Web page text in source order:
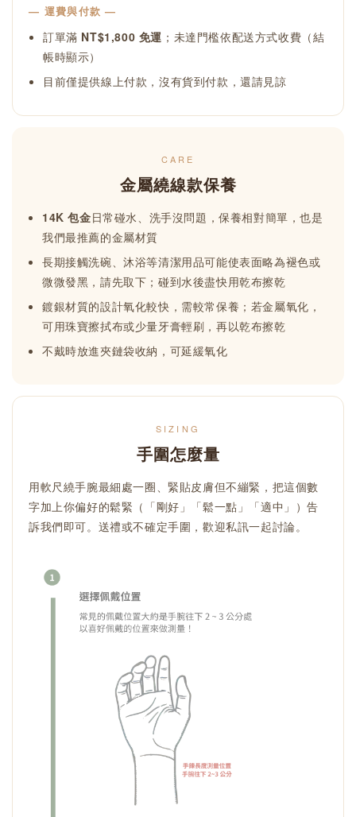
— 運費與付款 —
訂單滿 NT$1,800 免運 ；未達門檻依配送方式收費（結
帳時顯示）
目前僅提供線上付款，沒有貨到付款，還請見諒
CARE
金屬繞線款保養
14K 包金日常碰水、洗手沒問題，保養相對簡單，也是
我們最推薦的金屬材質
長期接觸洗碗、沐浴等清潔用品可能使表面略為褪色或
微微發黑，請先取下；碰到水後盡快用乾布擦乾
鍍銀材質的設計氧化較快，需較常保養；若金屬氧化，
可用珠寶擦拭布或少量牙膏輕刷，再以乾布擦乾
不戴時放進夾鏈袋收納，可延緩氧化
SIZING
手圍怎麼量
用軟尺繞手腕最細處一圈、緊貼皮膚但不繃緊，把這個數
字加上你偏好的鬆緊（「剛好」「鬆一點」「適中」）告
訴我們即可。送禮或不確定手圍，歡迎私訊一起討論。